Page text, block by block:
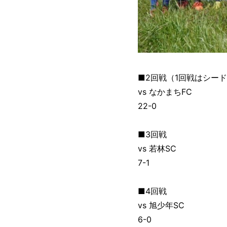
■2回戦（1回戦はシー
vs なかまちFC
22-0
■3回戦
vs 若林SC
7-1
■4回戦
vs 旭少年SC
6-0